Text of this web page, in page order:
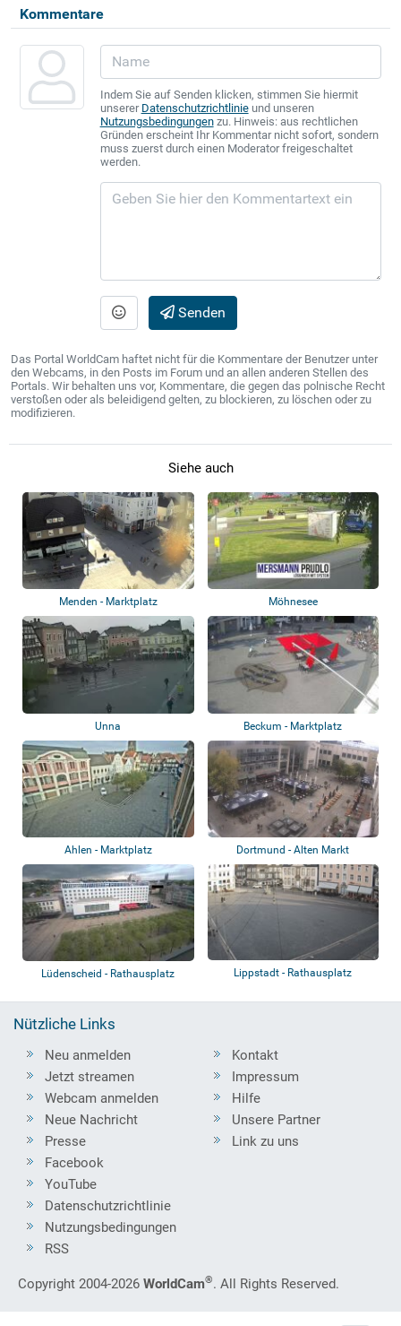
Kommentare
Indem Sie auf Senden klicken, stimmen Sie hiermit
unserer Datenschutzrichtlinieund unseren
Nutzungsbedingungenzu. Hinweis: aus rechtlichen
Gründen erscheint Ihr Kommentar nicht sofort, sondern
muss zuerst durch einen Moderator freigeschaltet
werden.
Senden
Das Portal WorldCam haftet nicht für die Kommentare der Benutzer unter
den Webcams, in den Posts im Forum und an allen anderen Stellen des
Portals. Wir behalten uns vor, Kommentare, die gegen das polnische Recht
verstoßen oder als beleidigend gelten, zu blockieren, zu löschen oder zu
modifizieren.
Siehe auch
Menden - Marktplatz Möhnesee
Unna Beckum - Marktplatz
Ahlen - Marktplatz Dortmund - Alten Markt
Lüdenscheid - Rathausplatz Lippstadt - Rathausplatz
Nützliche Links
Neu anmelden
Jetzt streamen
Webcam anmelden
Neue Nachricht
Presse
Kontakt
Impressum
Hilfe
Unsere Partner
Link zu uns
Facebook
YouTube
Datenschutzrichtlinie
Nutzungsbedingungen
RSS
Copyright 2004-2026 WorldCam®. All Rights Reserved.